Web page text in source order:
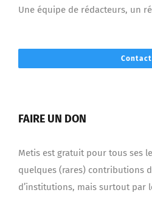
Une équipe de rédacteurs, un
Contact
FAIRE UN DON
Metis est gratuit pour tous ses
quelques (rares) contributions
d’institutions, mais surtout par